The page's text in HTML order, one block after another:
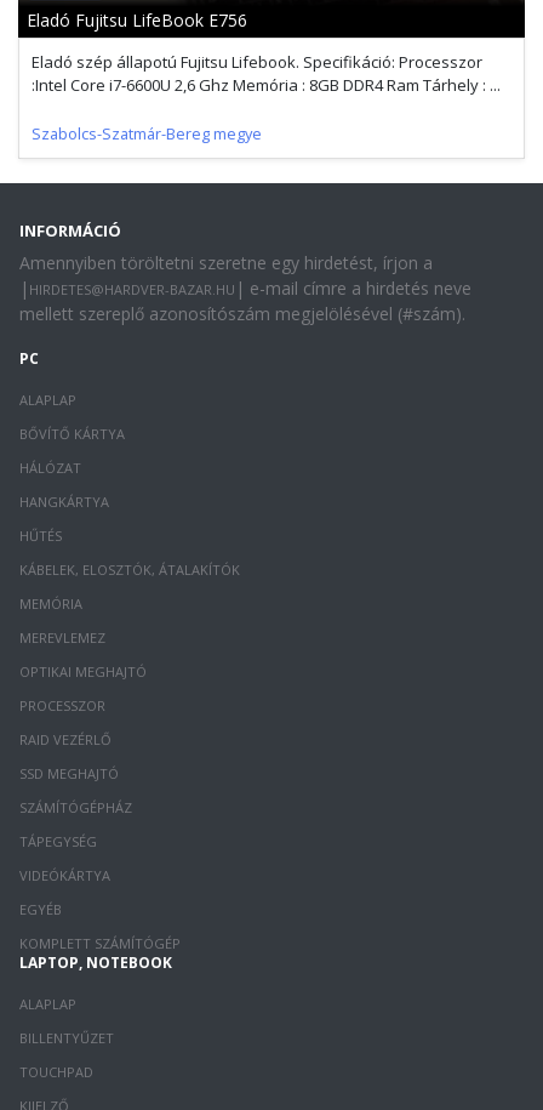
Eladó Fujitsu LifeBook E756
Eladó szép állapotú Fujitsu Lifebook. Specifikáció: Processzor
:Intel Core i7-6600U 2,6 Ghz Memória : 8GB DDR4 Ram Tárhely : ...
Szabolcs-Szatmár-Bereg megye
INFORMÁCIÓ
Amennyiben töröltetni szeretne egy hirdetést, írjon a
| HIRDETES@HARDVER-BAZAR.HU | e-mail címre a hirdetés neve
mellett szereplő azonosítószám megjelölésével (#szám).
PC
ALAPLAP
BŐVÍTŐ KÁRTYA
HÁLÓZAT
HANGKÁRTYA
HŰTÉS
KÁBELEK, ELOSZTÓK, ÁTALAKÍTÓK
MEMÓRIA
MEREVLEMEZ
OPTIKAI MEGHAJTÓ
PROCESSZOR
RAID VEZÉRLŐ
SSD MEGHAJTÓ
SZÁMÍTÓGÉPHÁZ
TÁPEGYSÉG
VIDEÓKÁRTYA
EGYÉB
KOMPLETT SZÁMÍTÓGÉP
LAPTOP, NOTEBOOK
ALAPLAP
BILLENTYŰZET
TOUCHPAD
KIJELZŐ